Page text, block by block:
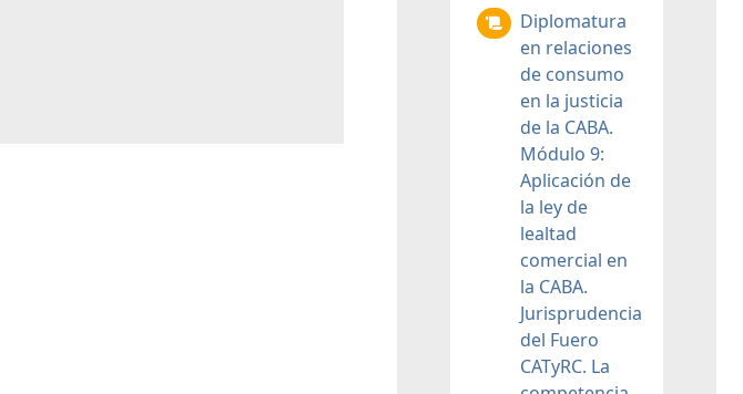
Diplomatura
en relaciones
de consumo
en la justicia
de la CABA.
Módulo 9:
Aplicación de
la ley de
lealtad
comercial en
la CABA.
Jurisprudencia
del Fuero
CATyRC. La